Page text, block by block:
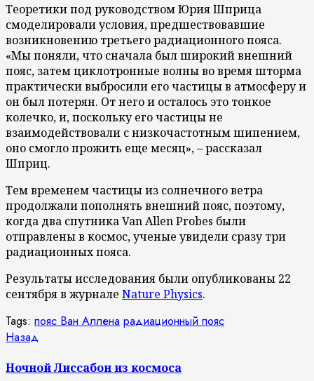
Теоретики под руководством Юрия Шприца
смоделировали условия, предшествовавшие
возникновению третьего радиационного пояса.
«Мы поняли, что сначала был широкий внешний
пояс, затем циклотронные волны во время шторма
практически выбросили его частицы в атмосферу и
он был потерян. От него и осталось это тонкое
колечко, и, поскольку его частицы не
взаимодействовали с низкочастотным шипением,
оно смогло прожить еще месяц», – рассказал
Шприц.
Тем временем частицы из солнечного ветра
продолжали пополнять внешний пояс, поэтому,
когда два спутника Van Allen Probes были
отправлены в космос, ученые увидели сразу три
радиационных пояса.
Результаты исследования были опубликованы 22
сентября в журнале Nature Physics.
Tags: пояс Ван Аллена радиационный пояс
Продолжить
чтение
Назад
Ночной Лиссабон из космоса